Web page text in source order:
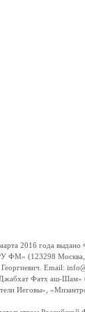
2016 года выдано
ФМ» (123298
Георгиевич. Email:
Фатх аш-
Иеговы»,